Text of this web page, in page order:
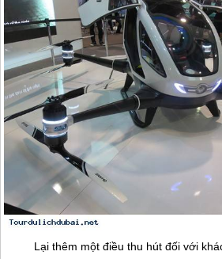
Lại thêm một điều thu hút đối với